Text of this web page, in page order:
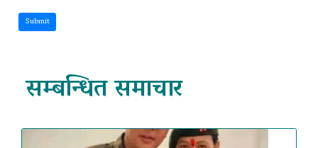
Submit
सम्बन्धित समाचार